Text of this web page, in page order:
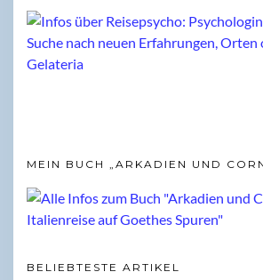
MEIN BUCH „ARKADIEN UND
BELIEBTESTE ARTIKEL